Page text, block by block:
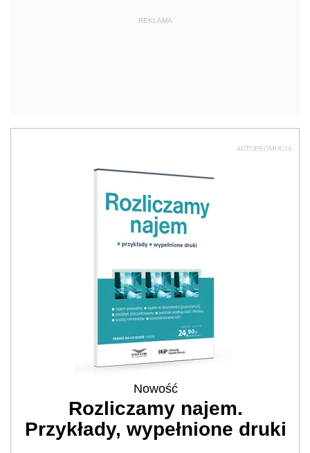
REKLAMA
AUTOPROMOCJA
Nowość
Rozliczamy najem.
Przykłady, wypełnione druki